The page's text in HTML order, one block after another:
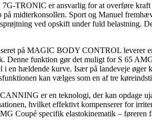
TRONIC er ansvarlig for at overføre
midterkonsollen. Sport og Manuel
ved opskift under fuld belastning.
på MAGIC BODY CONTROL
Denne funktion gør det muligt for S 65
i en hældende kurve. Især på landeveje
kan vælges som en af tre
er en teknologi, der kan opdage
hvilket effektivt kompenserer for
Coupé specifik elastokinematik – føreren